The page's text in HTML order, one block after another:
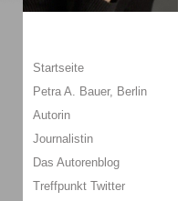
Startseite
Petra A. Bauer, Berlin
Autorin
Journalistin
Das Autorenblog
Treffpunkt Twitter